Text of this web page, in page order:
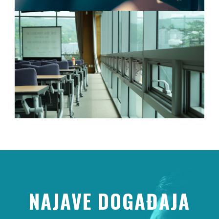
RADIONICE I SEMINARI
Pokretanje edukativno-kreativnih projekata-radionica za
djecu i mlade ljude Mostara i regije.
NAJAVE DOGAĐAJA